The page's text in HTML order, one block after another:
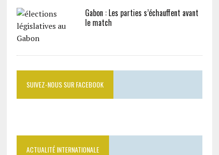
Gabon : Les parties s’échauffent avant
le match
SUIVEZ-NOUS SUR FACEBOOK
ACTUALITÉ INTERNATIONALE